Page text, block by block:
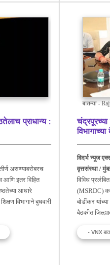
प्राधान्य :
असण्याबरोबरच
इतर विहित
आधारे
विभागाने बुधवारी
बातम्या -
चंद्रपूरच्या
विदर्भ न्यूज
वृत्तसंस्था /
विविध
(MSRDC)
बोर्डीकर
बैठकीत
- VNX